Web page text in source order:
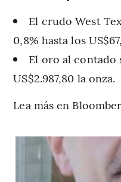
El crudo West
0,8% hasta los
El oro al contado
US$2.987,80 la onza.
Lea más en